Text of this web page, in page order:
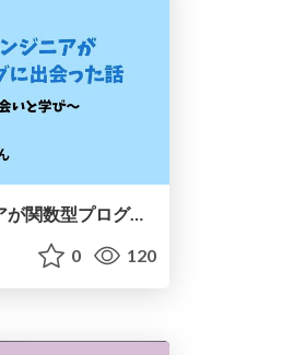
フロントエンドエンジニアが関数型プログラミングに出会った話
0 120